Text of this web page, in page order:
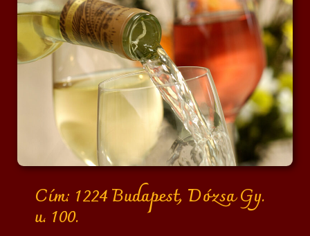
Cím: 1224 Budapest, Dózsa Gy.
u. 100.